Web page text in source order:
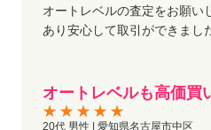
オートレベルの査定をお願い
あり安心して取引ができまし
オートレベルも高価買
20代 男性 | 愛知県名古屋市中区